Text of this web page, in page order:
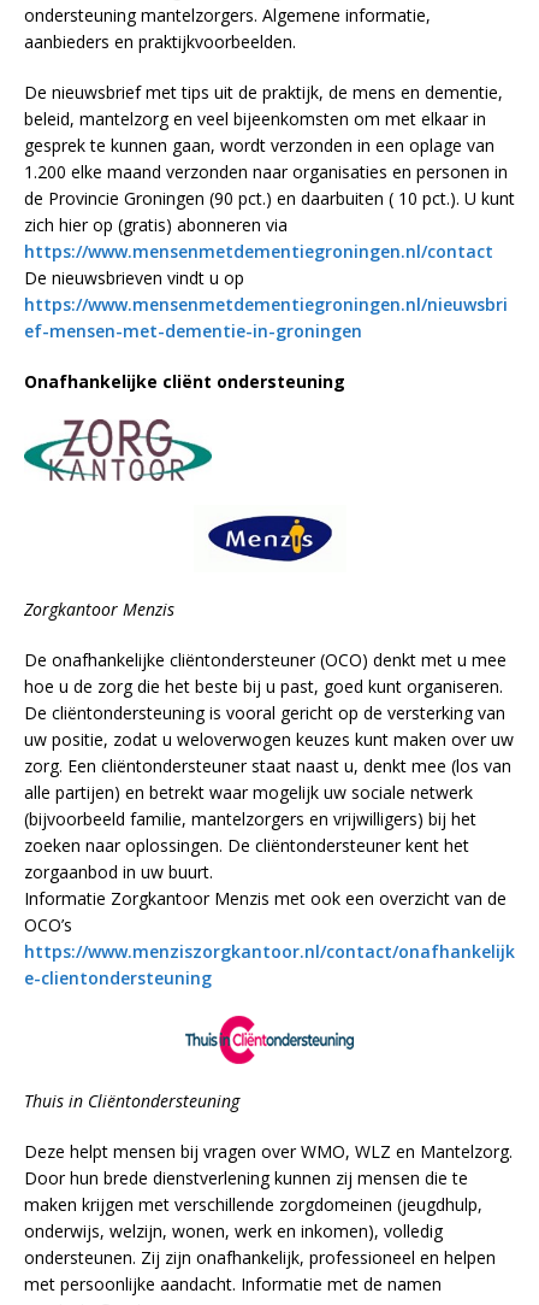
ondersteuning mantelzorgers. Algemene informatie,
aanbieders en praktijkvoorbeelden.
De nieuwsbrief met tips uit de praktijk, de mens en dementie,
beleid, mantelzorg en veel bijeenkomsten om met elkaar in
gesprek te kunnen gaan, wordt verzonden in een oplage van
1.200 elke maand verzonden naar organisaties en personen in
de Provincie Groningen (90 pct.) en daarbuiten ( 10 pct.). U kunt
zich hier op (gratis) abonneren via
https://www.mensenmetdementiegroningen.nl/contact
De nieuwsbrieven vindt u op
https://www.mensenmetdementiegroningen.nl/nieuwsbri
ef-mensen-met-dementie-in-groningen
Onafhankelijke cliënt ondersteuning
Zorgkantoor Menzis
De onafhankelijke cliëntondersteuner (OCO) denkt met u mee
hoe u de zorg die het beste bij u past, goed kunt organiseren.
De cliëntondersteuning is vooral gericht op de versterking van
uw positie, zodat u weloverwogen keuzes kunt maken over uw
zorg. Een cliëntondersteuner staat naast u, denkt mee (los van
alle partijen) en betrekt waar mogelijk uw sociale netwerk
(bijvoorbeeld familie, mantelzorgers en vrijwilligers) bij het
zoeken naar oplossingen. De cliëntondersteuner kent het
zorgaanbod in uw buurt.
Informatie Zorgkantoor Menzis met ook een overzicht van de
OCO’s
https://www.menziszorgkantoor.nl/contact/onafhankelijk
e-clientondersteuning
Thuis in Cliëntondersteuning
Deze helpt mensen bij vragen over WMO, WLZ en Mantelzorg.
Door hun brede dienstverlening kunnen zij mensen die te
maken krijgen met verschillende zorgdomeinen (jeugdhulp,
onderwijs, welzijn, wonen, werk en inkomen), volledig
ondersteunen. Zij zijn onafhankelijk, professioneel en helpen
met persoonlijke aandacht. Informatie met de namen